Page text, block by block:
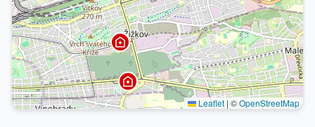
Leaflet | ©OpenStreetMap